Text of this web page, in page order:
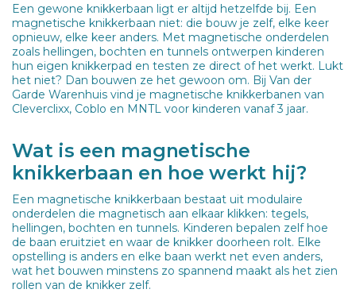
Een gewone knikkerbaan ligt er altijd hetzelfde bij. Een
magnetische knikkerbaan niet: die bouw je zelf, elke keer
opnieuw, elke keer anders. Met magnetische onderdelen
zoals hellingen, bochten en tunnels ontwerpen kinderen
hun eigen knikkerpad en testen ze direct of het werkt. Lukt
het niet? Dan bouwen ze het gewoon om. Bij Van der
Garde Warenhuis vind je magnetische knikkerbanen van
Cleverclixx, Coblo en MNTL voor kinderen vanaf 3 jaar.
Wat is een magnetische
knikkerbaan en hoe werkt hij?
Een magnetische knikkerbaan bestaat uit modulaire
onderdelen die magnetisch aan elkaar klikken: tegels,
hellingen, bochten en tunnels. Kinderen bepalen zelf hoe
de baan eruitziet en waar de knikker doorheen rolt. Elke
opstelling is anders en elke baan werkt net even anders,
wat het bouwen minstens zo spannend maakt als het zien
rollen van de knikker zelf.